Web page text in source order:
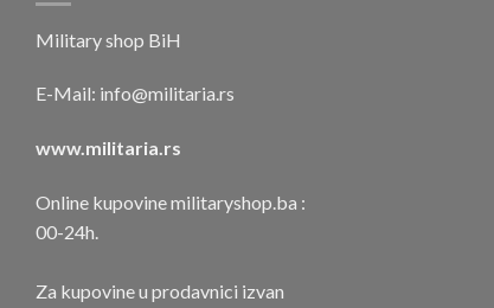
Military shop BiH
E-Mail: info@militaria.rs
www.militaria.rs
Online kupovine militaryshop.ba :
00-24h.
Za kupovine u prodavnici izvan